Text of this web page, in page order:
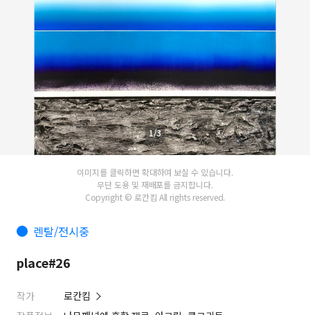
1/3
이미지를 클릭하면 확대하여 보실 수 있습니다.
무단 도용 및 재배포를 금지합니다.
Copyright © 로칸킴 All rights reserved.
렌탈/전시중
place#26
작가
로칸킴